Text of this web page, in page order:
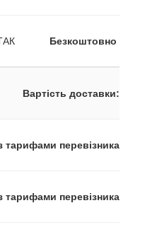
Безкоштовно
Вартість доставки:
тарифами перевізника
тарифами перевізника